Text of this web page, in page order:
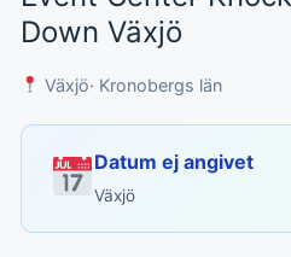
Down Växjö
Växjö· Kronobergs län
Datum ej angivet
Växjö